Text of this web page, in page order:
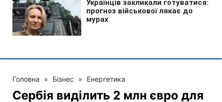
Головна » Бізнес » Енергетика
Сербія виділить 2 млн євро для